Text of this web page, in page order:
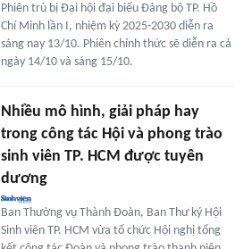
Phiên trù bị Đại hội đại biểu Đảng bộ TP. Hồ
Chí Minh lần I, nhiệm kỳ 2025-2030 diễn ra
sáng nay 13/10. Phiên chính thức sẽ diễn ra cả
ngày 14/10 và sáng 15/10.
Nhiều mô hình, giải pháp hay
trong công tác Hội và phong trào
sinh viên TP. HCM được tuyên
dương
Ban Thường vụ Thành Đoàn, Ban Thư ký Hội
Sinh viên TP. HCM vừa tổ chức Hội nghị tổng